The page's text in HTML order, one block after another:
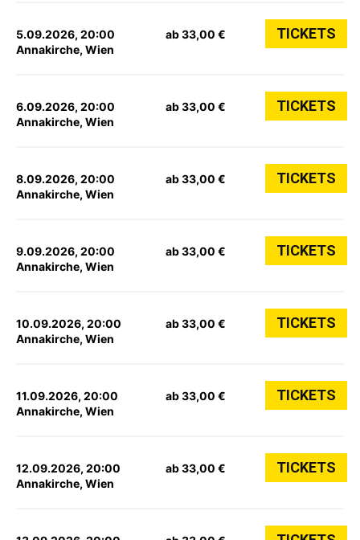
5.09.2026, 20:00
Annakirche, Wien
ab 33,00 € TICKETS
6.09.2026, 20:00
Annakirche, Wien
ab 33,00 € TICKETS
8.09.2026, 20:00
Annakirche, Wien
ab 33,00 € TICKETS
9.09.2026, 20:00
Annakirche, Wien
ab 33,00 € TICKETS
10.09.2026, 20:00
Annakirche, Wien
ab 33,00 € TICKETS
11.09.2026, 20:00
Annakirche, Wien
ab 33,00 € TICKETS
12.09.2026, 20:00
Annakirche, Wien
ab 33,00 € TICKETS